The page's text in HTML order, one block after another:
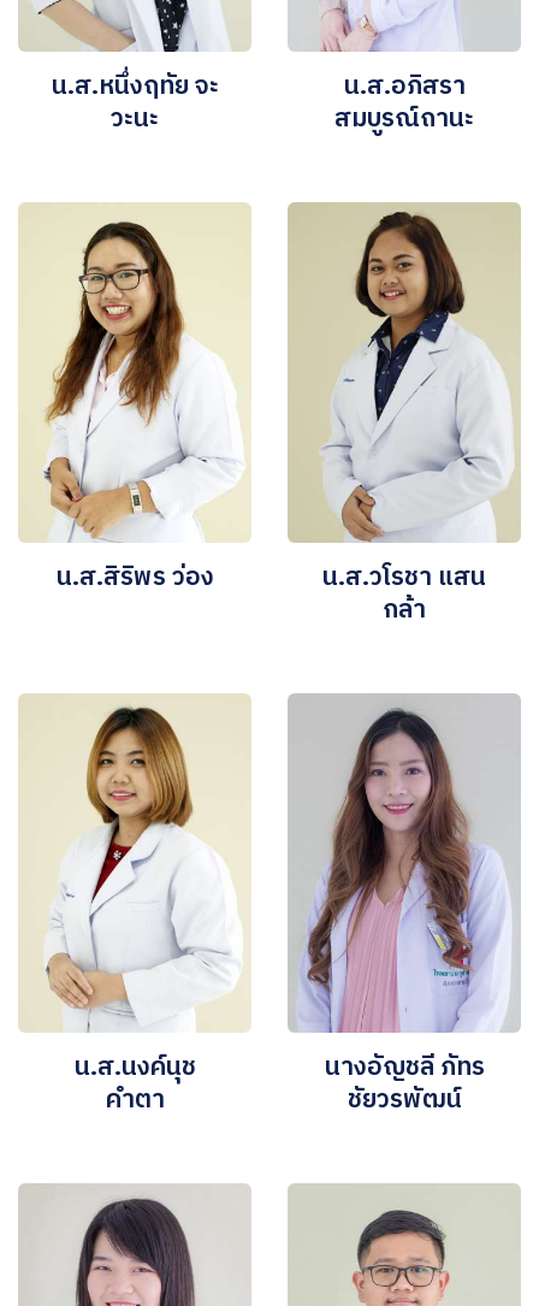
น.ส.หนึ่งฤทัย จะ
วะนะ
น.ส.อภิสรา
สมบูรณ์ถานะ
น.ส.สิริพร ว่อง
น.ส.วโรชา แสน
กล้า
น.ส.นงค์นุช
คำตา
นางอัญชลี ภัทร
ชัยวรพัฒน์